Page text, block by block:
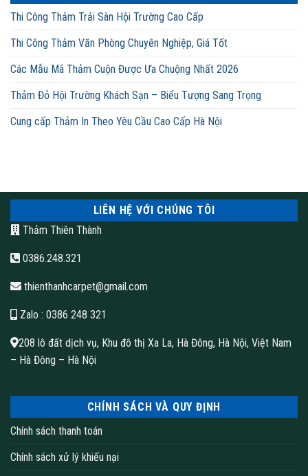
Thi Công Thảm Trải Sàn Hội Trường Cao Cấp
Thi Công Thảm Văn Phòng Chuyên Nghiệp, Giá Tốt
Các Mẫu Mã Thảm Cuộn Được Ưa Chuộng Nhất 2026
Thảm Đỏ Hội Trường Khách Sạn – Biểu Tượng Sang Trọng
Cung cấp Thảm In Theo Yêu Cầu Cao Cấp Hà Nội
LIÊN HỆ VỚI CHÚNG TÔI
Thảm Thiên Thành
0386.248.321
thienthanhcarpet@gmail.com
Zalo : 0386 248 321
208 lô đất dịch vụ, Khu đô thị Xa La, Hà Đông, Hà Nội, Việt Nam
– Hà Đông – Hà Nội
CHÍNH SÁCH VÀ QUY ĐỊNH
Chính sách thanh toán
Chính sách xử lý khiếu nại